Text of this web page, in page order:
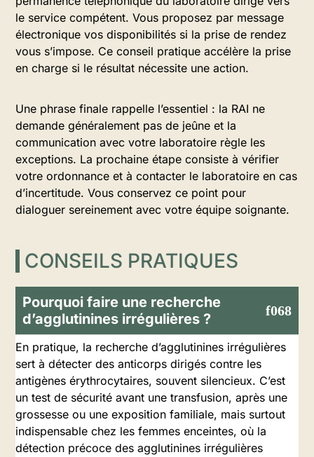
le service compétent. Vous proposez par message
électronique vos disponibilités si la prise de rendez
vous s’impose. Ce conseil pratique accélère la prise
en charge si le résultat nécessite une action.
Une phrase finale rappelle l’essentiel : la RAI ne
demande généralement pas de jeûne et la
communication avec votre laboratoire règle les
exceptions. La prochaine étape consiste à vérifier
votre ordonnance et à contacter le laboratoire en cas
d’incertitude. Vous conservez ce point pour
dialoguer sereinement avec votre équipe soignante.
CONSEILS PRATIQUES
Pourquoi faire une recherche
d’agglutinines irrégulières ?
En pratique, la recherche d’agglutinines irrégulières
sert à détecter des anticorps dirigés contre les
antigènes érythrocytaires, souvent silencieux. C’est
un test de sécurité avant une transfusion, après une
grossesse ou une exposition familiale, mais surtout
indispensable chez les femmes enceintes, où la
détection précoce des agglutinines irrégulières